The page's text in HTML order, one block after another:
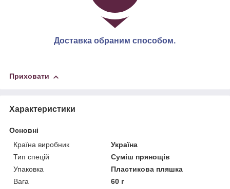
Доставка обраним способом.
Приховати
Характеристики
Основні
Країна виробник
Україна
Тип спецій
Суміш прянощів
Упаковка
Пластикова пляшка
Вага
60 г